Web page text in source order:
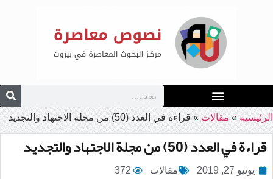
الرئيسية » مقالات » قراءة في العدد (50) من مجلة الاجتهاد والتجديد
قراءة في العدد (50) من مجلة الاجتهاد والتجديد
يونيو 27, 2019 مقالات
372